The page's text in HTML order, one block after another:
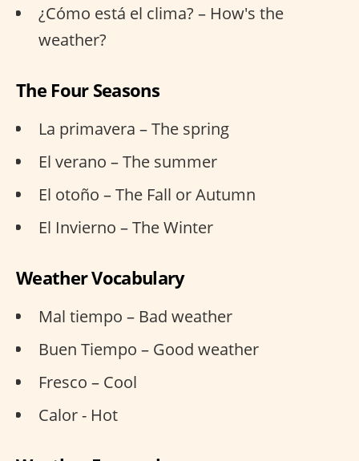
¿Cómo está el clima? – How's the
weather?
The Four Seasons
La primavera – The spring
El verano – The summer
El otoño – The Fall or Autumn
El Invierno – The Winter
Weather Vocabulary
Mal tiempo – Bad weather
Buen Tiempo – Good weather
Fresco – Cool
Calor - Hot